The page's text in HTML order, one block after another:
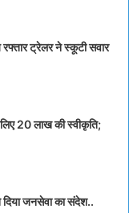
ट्रेलर ने स्कूटी सवार
20 लाख की स्वीकृति;
दिया जनसेवा का संदेश..